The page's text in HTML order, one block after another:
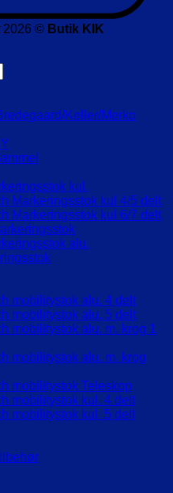
2026 © Butik KIK
Keller/Merko
kul.
Markeringsstok kul 4/5 delt
Markeringsstok kul 6/7 delt
alu.
mobilitystok alu. 4 delt
mobilitystok alu. 5 delt
mobilitystok alu. m. krog 1
mobilitystok alu. m. krog
mobilitystok Teleskop
mobilitystok kul. 4 delt
mobilitystok kul. 5 delt